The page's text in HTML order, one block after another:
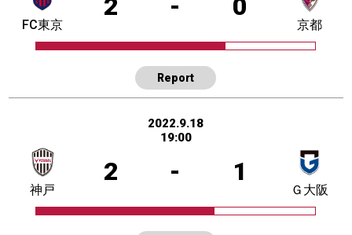
FC東京 京都
Report
2022.9.18
19:00
2 - 1
神戸 Ｇ大阪